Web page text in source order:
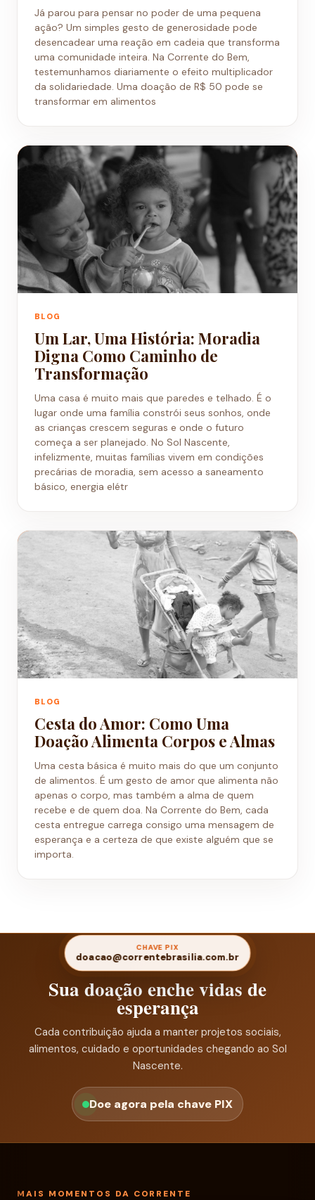
Já parou para pensar no poder de uma pequena
ação? Um simples gesto de generosidade pode
desencadear uma reação em cadeia que transforma
uma comunidade inteira. Na Corrente do Bem,
testemunhamos diariamente o efeito multiplicador
da solidariedade. Uma doação de R$ 50 pode se
transformar em alimentos
BLOG
Um Lar, Uma História: Moradia
Digna Como Caminho de
Transformação
Uma casa é muito mais que paredes e telhado. É o
lugar onde uma família constrói seus sonhos, onde
as crianças crescem seguras e onde o futuro
começa a ser planejado. No Sol Nascente,
infelizmente, muitas famílias vivem em condições
precárias de moradia, sem acesso a saneamento
básico, energia elétr
BLOG
Cesta do Amor: Como Uma
Doação Alimenta Corpos e Almas
Uma cesta básica é muito mais do que um conjunto
de alimentos. É um gesto de amor que alimenta não
apenas o corpo, mas também a alma de quem
recebe e de quem doa. Na Corrente do Bem, cada
cesta entregue carrega consigo uma mensagem de
esperança e a certeza de que existe alguém que se
importa.
CHAVE PIX
doacao@correntebrasilia.com.br
Sua doação enche vidas de
esperança
Cada contribuição ajuda a manter projetos sociais,
alimentos, cuidado e oportunidades chegando ao Sol
Nascente.
Doe agora pela chave PIX
MAIS MOMENTOS DA CORRENTE